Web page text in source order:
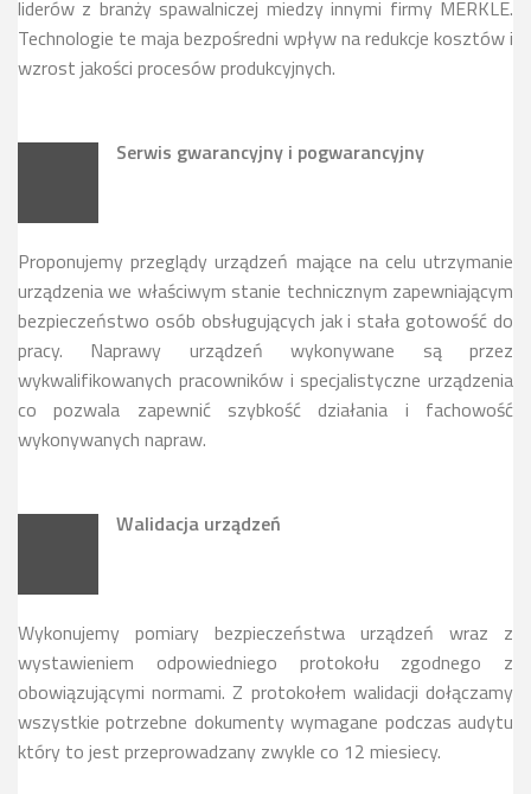
liderów z branży spawalniczej miedzy innymi firmy MERKLE.
Technologie te maja bezpośredni wpływ na redukcje kosztów i
wzrost jakości procesów produkcyjnych.
Serwis gwarancyjny i pogwarancyjny
Proponujemy przeglądy urządzeń mające na celu utrzymanie
urządzenia we właściwym stanie technicznym zapewniającym
bezpieczeństwo osób obsługujących jak i stała gotowość do
pracy. Naprawy urządzeń wykonywane są przez
wykwalifikowanych pracowników i specjalistyczne urządzenia
co pozwala zapewnić szybkość działania i fachowość
wykonywanych napraw.
Walidacja urządzeń
Wykonujemy pomiary bezpieczeństwa urządzeń wraz z
wystawieniem odpowiedniego protokołu zgodnego z
obowiązującymi normami. Z protokołem walidacji dołączamy
wszystkie potrzebne dokumenty wymagane podczas audytu
który to jest przeprowadzany zwykle co 12 miesiecy.